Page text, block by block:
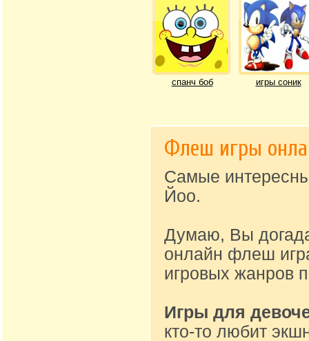
спанч боб игры соник
Флеш игры
Самые
Йоо.
Думаю, Вы
онлайн флеш
игровых жанров
Игры для
кто-то любит